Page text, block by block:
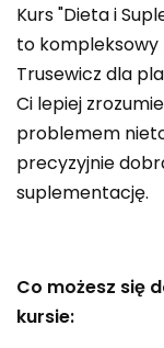
Kurs "Dieta i
to
Trusewicz dla
Ci lepiej
problemem
precyzyjnie
suplementację.
Co możesz się
kursie: